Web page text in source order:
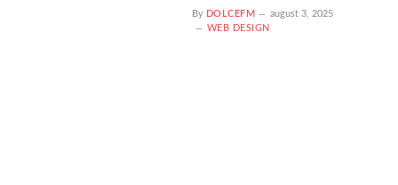
By DOLCEFM
august 3, 2025
WEB DESIGN